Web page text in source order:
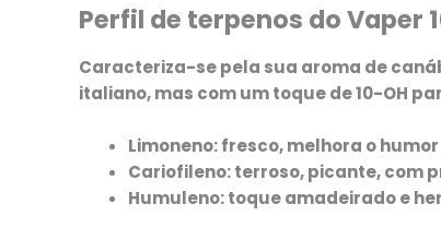
Perfil de terpenos do Vaper
Caracteriza-se pela sua aroma de
italiano, mas com um toque de 10-OH
Limoneno: fresco, melhora o
Cariofileno: terroso, picante, com
Humuleno: toque amadeirado e